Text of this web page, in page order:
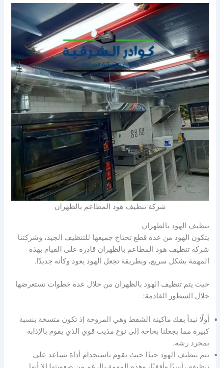
شركة تنظيف هود المطاعم بالظهران
تنظيف الهود بالظهران
يتكون الهود من عدة قطع تحتاج جميعها للتنظيف الجيد، وشركتنا
شركة تنظيف هود المطاعم بالظهران قادرة على القيام بهذه
المهمة بشكل سريع، وبطريقة تجعل الهود يعود وكأنه جديدًا.
حيث يتم تنظيف الهود بالظهران من خلال عدة خطوات نستعرضها
خلال السطور القادمة:
أولًا نبدأ بفك ماكينة الشفط وهي المروحة إذ تكون متسخة بنسبة
كبيرة مما يجعلنا بحاجة إلى نوع مذيب قوي الذي يقوم بالإذابة
بمجرد رشه.
يتم تنظيف الهود جيدًا حيث نقوم باستخدام أداة تساعد على